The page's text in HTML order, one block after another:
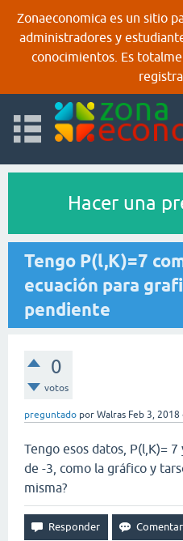
Zonaeconomica es un sitio
administradores y
conocimientos. Es
Hacer una
Tengo P(l,K)=7
ecuación para
pendiente
0
votos
preguntado por Walras Feb 3, 2018
Tengo esos datos, P(l,K)=
de -3, como la gráfico y
misma?